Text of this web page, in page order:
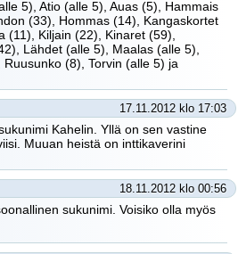
5), Atio (alle 5), Auas (5), Hammais
(33), Hommas (14), Kangaskortet
(11), Kiljain (22), Kinaret (59),
Lähdet (alle 5), Maalas (alle 5),
(8), Torvin (alle 5) ja
17.11.2012 klo 17:03
Kahelin. Yllä on sen vastine
Muuan heistä on inttikaverini
18.11.2012 klo 00:56
sukunimi. Voisiko olla myös